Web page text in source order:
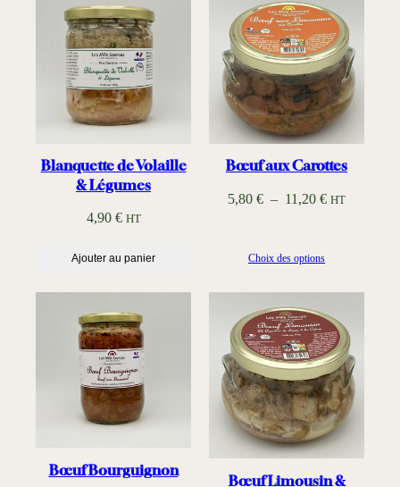
Blanquette de Volaille
& Légumes
4,90 € HT
Ajouter au panier
Bœuf aux Carottes
5,80 € – 11,20 €P
e
p
r
i
x
HT
Choix des options
Bœuf Bourguignon
Bœuf Limousin &